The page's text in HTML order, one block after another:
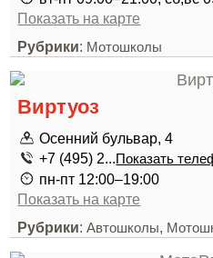
Показать на карте
Рубрики: Мотошколы
Виртуоз
Осенний бульвар, 4
+7 (495) 2...Показать
пн-пт 12:00–19:00
Показать на карте
Рубрики:Автошколы,